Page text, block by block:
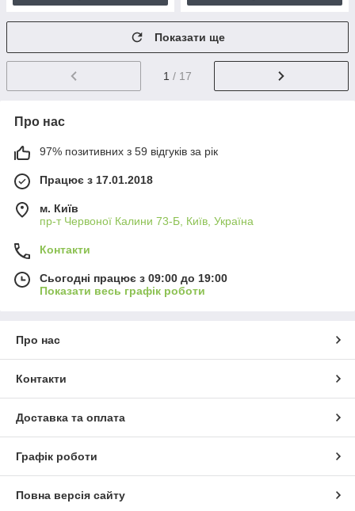
Показати ще
1 / 17
Про нас
97% позитивних з 59 відгуків за рік
Працює з 17.01.2018
м. Київ
пр-т Червоної Калини 73-Б, Київ, Україна
Контакти
Сьогодні працює з 09:00 до 19:00
Показати весь графік роботи
Про нас
Контакти
Доставка та оплата
Графік роботи
Повна версія сайту